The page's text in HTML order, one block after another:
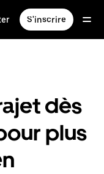
S'inscrire
dès
plus